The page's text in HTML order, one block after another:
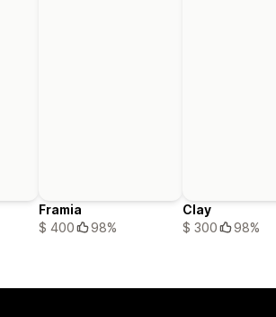
Framia
$ 400
98%
Clay
$ 300
98%